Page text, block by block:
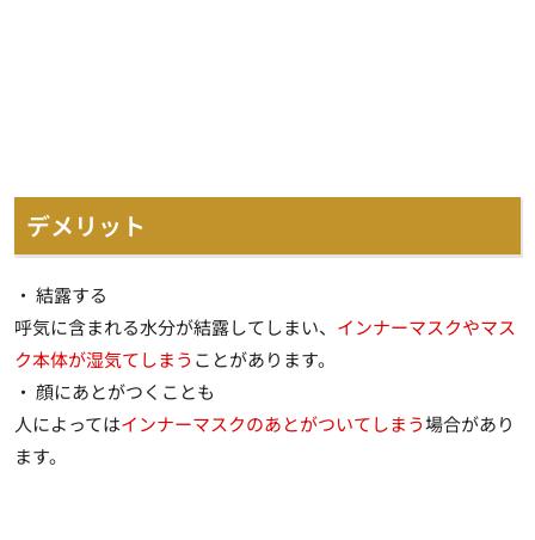
デメリット
・ 結露する
呼気に含まれる水分が結露してしまい、 インナーマスクやマス
ク本体が湿気てしまう ことがあります。
・ 顔にあとがつくことも
人によってはインナーマスクのあとがついてしまう場合があり
ます。